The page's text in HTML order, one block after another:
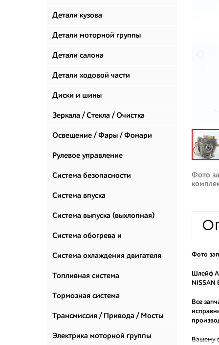
Детали кузова
Детали моторной группы
Детали салона
Детали ходовой части
Диски и шины
Зеркала / Стекла / Очистка
стекол
Освещение / Фары / Фонари
Рулевое управление
Система безопасности
Система впуска
Система выпуска (выхлопная)
Система обогрева и
климатизации
Система охлаждения двигателя
Топливная система
Тормозная система
Трансмиссия / Привода / Мосты
Электрика моторной группы
Фото
Фото
Шлейф
NISSAN
Все
Вашему